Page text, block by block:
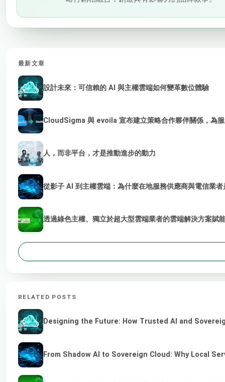
最新文章
設計未來：可信賴的 AI 與主權雲端如何變革數位體驗
CloudSigma 與 evoila 宣布建立策略合作夥伴關係，為
人，而非平台，才是推動進步的動力
從影子 AI 到主權雲端：為什麼在地服務供應商與電信業
透過綠色主權、獨立於超大型雲端業者的雲端解決方案賦
RELATED POSTS
Designing the Future: How Trusted AI and
From Shadow AI to Sovereign Cloud: Why Local